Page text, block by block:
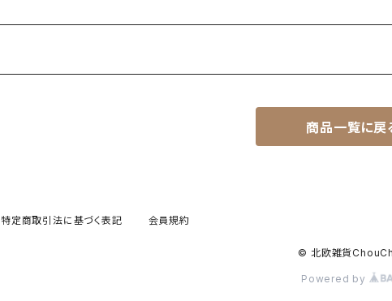
商品一覧に戻
特定商取引法に基づく表記 会員規約
© 北欧雑貨
Powered by